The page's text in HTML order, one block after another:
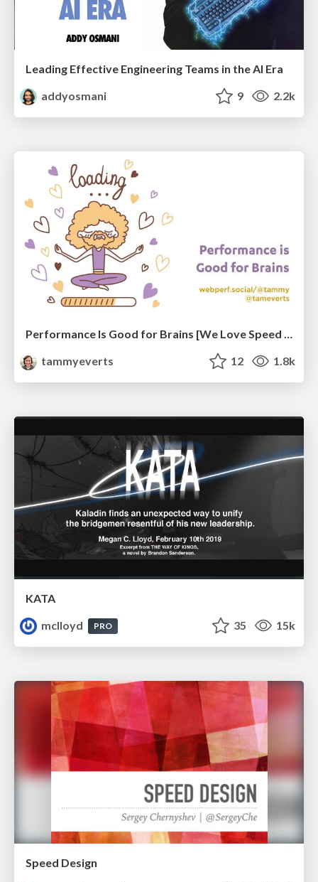
Leading Effective Engineering Teams in the AI Era
addyosmani
9 2.2k
tammyeverts
12 1.8k
KATA
mclloyd
PRO 35 15k
Speed Design